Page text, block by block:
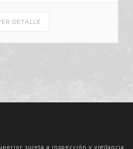
DETALLE
sujeta a inspección y vigilancia